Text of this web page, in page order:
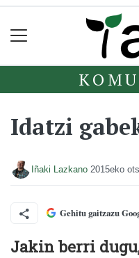
Idatzi
Iñaki Lazkano 2015eko
Gehitu gaitzazu
Jakin berri